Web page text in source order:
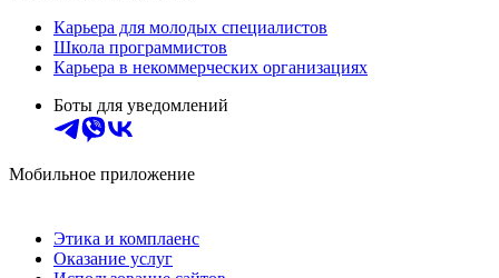
Карьера для молодых специалистов
Школа программистов
Карьера в некоммерческих организациях
Боты для уведомлений
Мобильное приложение
Этика и комплаенс
Оказание услуг